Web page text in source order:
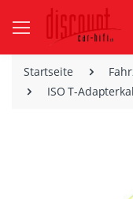
Startseite
ISO T-